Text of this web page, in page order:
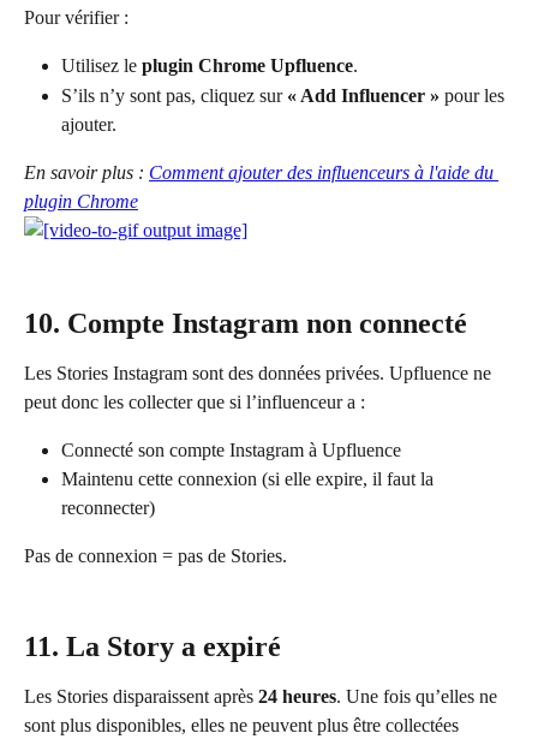
Pour vérifier :
Utilisez le plugin Chrome Upfluence.
S’ils n’y sont pas, cliquez sur « Add Influencer » pour les
ajouter.
En savoir plus : Comment ajouter des influenceurs à l'aide du
plugin Chrome
10. Compte Instagram non connecté
Les Stories Instagram sont des données privées. Upfluence ne
peut donc les collecter que si l’influenceur a :
Connecté son compte Instagram à Upfluence
Maintenu cette connexion (si elle expire, il faut la
reconnecter)
Pas de connexion = pas de Stories.
11. La Story a expiré
Les Stories disparaissent après 24 heures. Une fois qu’elles ne
sont plus disponibles, elles ne peuvent plus être collectées